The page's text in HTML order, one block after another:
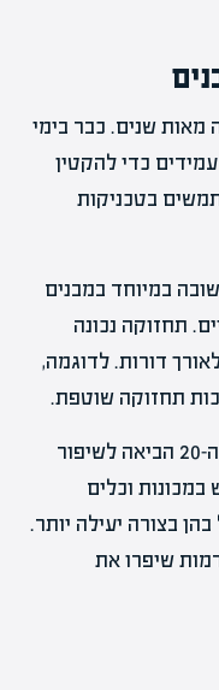
מאות שנים. כבר בימי
כדי להקטין
בטכניקות
במיוחד במבנים
תחזוקה נכונה
דורות. לדוגמה,
תחזוקה שוטפת.
התקדמות הטכנולוגיה במהלך המאה ה-20 הביאה לשיפור
וכלים
בצורה יעילה יותר.
שיפרו את